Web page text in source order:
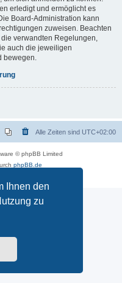
Ihnen den
zu
erledigt und ermöglicht es
Board-Administration kann
zuweisen. Beachten
verwandten Regelungen,
auch die jeweiligen
bewegen.
Alle Zeiten sind UTC+02:00
© phpBB Limited
phpBB.de